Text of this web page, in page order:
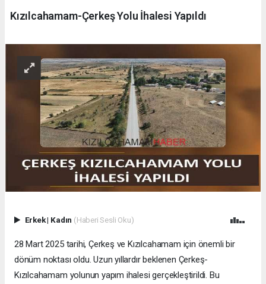
Kızılcahamam-Çerkeş Yolu İhalesi Yapıldı
Erkek| Kadın (Haberi Sesli Oku)
28 Mart 2025 tarihi, Çerkeş ve Kızılcahamam için önemli bir
dönüm noktası oldu. Uzun yıllardır beklenen Çerkeş-
Kızılcahamam yolunun yapım ihalesi gerçekleştirildi. Bu